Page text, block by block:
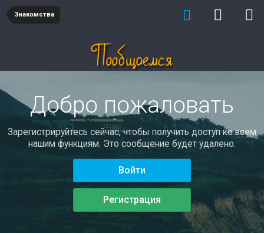
Знакомства
Добро пожаловать
Зарегистрируйтесь сейчас, чтобы получить доступ ко всем
нашим функциям. Это сообщение будет удалено.
Войти
Регистрация